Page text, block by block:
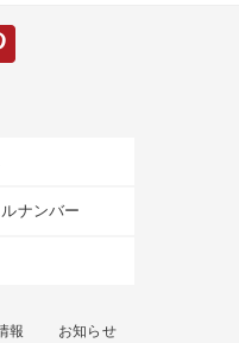
ナンバー
報
お知らせ